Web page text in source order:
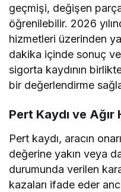
geçmişi, değişen
öğrenilebilir. 2026
hizmetleri üzerinden
dakika içinde sonuç
sigorta kaydının
bir değerlendirme
Pert Kaydı ve Ağır
Pert kaydı, aracın
değerine yakın veya
durumunda verilen
kazaları ifade eder